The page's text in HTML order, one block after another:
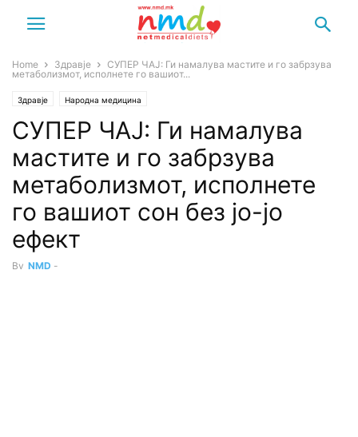
Home Здравје
СУПЕР ЧАЈ: Ги намалува мастите и го забрзува
метаболизмот, исполнете го вашиот...
Здравје Народна медицина
СУПЕР ЧАЈ: Ги намалува
мастите и го забрзува
метаболизмот, исполнете
го вашиот сон без јо-јо
ефект
By NMD -